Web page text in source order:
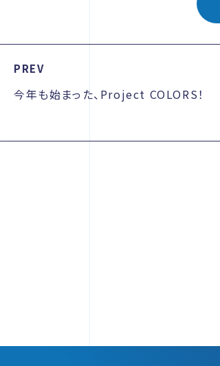
PREV
今年も始まった、Project COLORS！